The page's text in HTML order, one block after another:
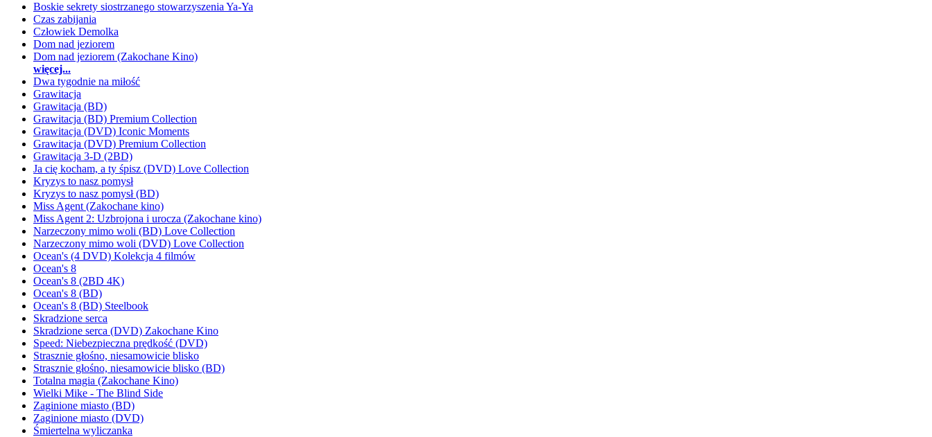
Boskie sekrety siostrzanego stowarzyszenia Ya-Ya
Czas zabijania
Człowiek Demolka
Dom nad jeziorem
Dom nad jeziorem (Zakochane Kino)
więcej...
Dwa tygodnie na miłość
Grawitacja
Grawitacja (BD)
Grawitacja (BD) Premium Collection
Grawitacja (DVD) Iconic Moments
Grawitacja (DVD) Premium Collection
Grawitacja 3-D (2BD)
Ja cię kocham, a ty śpisz (DVD) Love Collection
Kryzys to nasz pomysł
Kryzys to nasz pomysł (BD)
Miss Agent (Zakochane kino)
Miss Agent 2: Uzbrojona i urocza (Zakochane kino)
Narzeczony mimo woli (BD) Love Collection
Narzeczony mimo woli (DVD) Love Collection
Ocean's (4 DVD) Kolekcja 4 filmów
Ocean's 8
Ocean's 8 (2BD 4K)
Ocean's 8 (BD)
Ocean's 8 (BD) Steelbook
Skradzione serca
Skradzione serca (DVD) Zakochane Kino
Speed: Niebezpieczna prędkość (DVD)
Strasznie głośno, niesamowicie blisko
Strasznie głośno, niesamowicie blisko (BD)
Totalna magia (Zakochane Kino)
Wielki Mike - The Blind Side
Zaginione miasto (BD)
Zaginione miasto (DVD)
Śmiertelna wyliczanka